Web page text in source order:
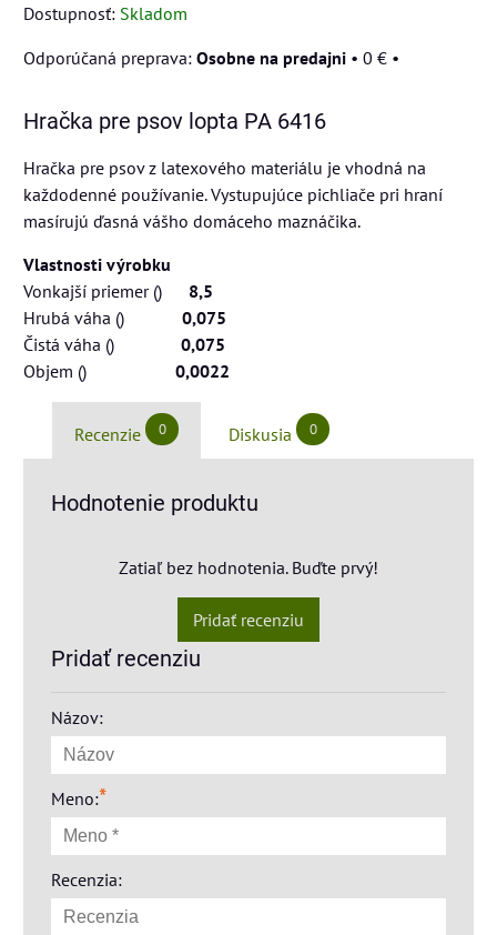
Dostupnosť: Skladom
Osobne na predajni • 0 € •
Hračka pre psov lopta PA 6416
Hračka pre psov z latexového materiálu je vhodná na
každodenné používanie. Vystupujúce pichliače pri hraní
masírujú ďasná vášho domáceho maznáčika.
Vlastnosti výrobku
Vonkajší priemer () 8,5
Hrubá váha () 0,075
Čistá váha () 0,075
Objem () 0,0022
Recenzie 0 Diskusia 0
Hodnotenie produktu
Zatiaľ bez hodnotenia. Buďte prvý!
Pridať recenziu
Pridať recenziu
Názov:
Meno:*
Recenzia: